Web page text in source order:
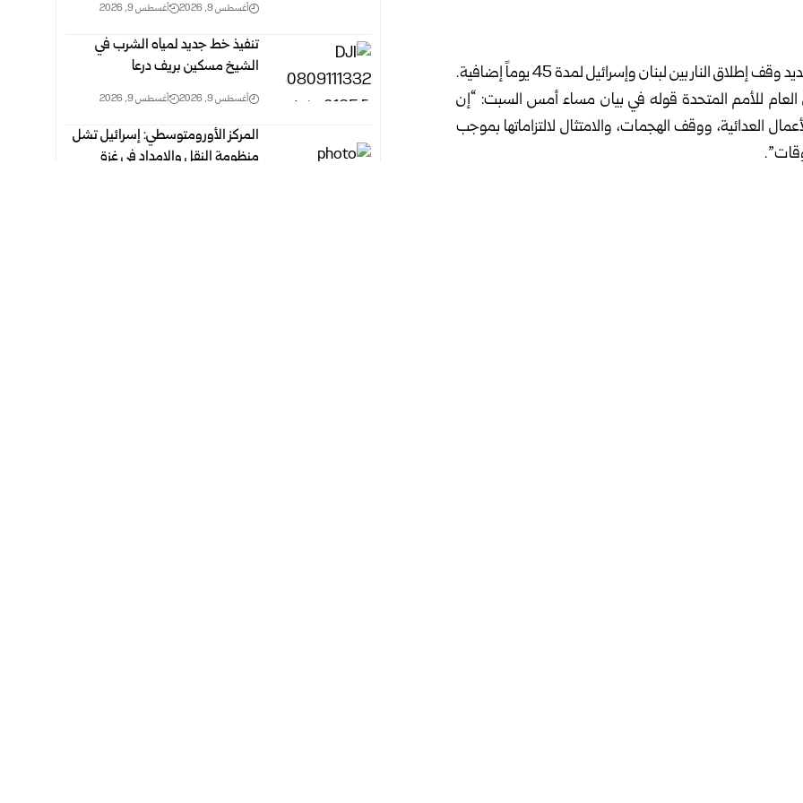
النار بين ‏لبنان وإسرائيل لمدة 45 يوماً إضافية.‏
العام للأمم المتحدة قوله في بيان ‏مساء أمس السبت: “إن
العدائية، ووقف الهجمات، والامتثال لالتزاماتها بموجب
أغسطس 9, 2026 أغسطس 9, 2026
تنفيذ خط جديد لمياه الشرب في
الشيخ مسكين بريف درعا
أغسطس 9, 2026 أغسطس 9, 2026
المركز الأورومتوسطي: إسرائيل تشل
منظومة النقل والإمداد في غزة